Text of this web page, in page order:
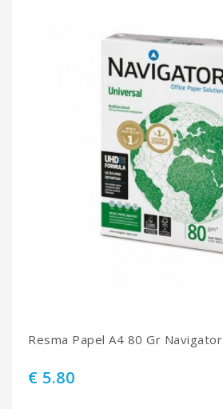
Resma Papel A4 80 Gr Navigator
€ 5.80